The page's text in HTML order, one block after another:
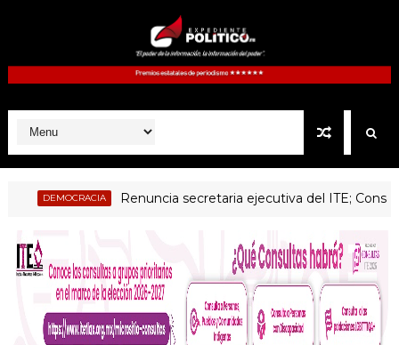
DEMOCRACIA Renuncia secretaria ejecutiva del ITE; Consejo